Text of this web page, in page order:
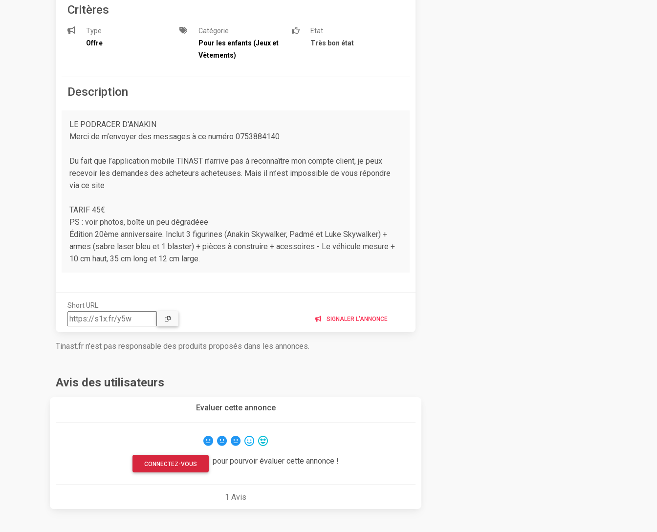
Critères
Type
Offre
Catégorie
Pour les enfants (Jeux et
Vêtements)
Etat
Très bon état
Description
LE PODRACER D'ANAKIN
Merci de m’envoyer des messages à ce numéro 0753884140
Du fait que l’application mobile TINAST n’arrive pas à reconnaître mon compte client, je peux
recevoir les demandes des acheteurs acheteuses. Mais il m’est impossible de vous répondre
via ce site
TARIF 45€
PS : voir photos, boîte un peu dégradéee
Édition 20ème anniversaire. Inclut 3 figurines (Anakin Skywalker, Padmé et Luke Skywalker) +
armes (sabre laser bleu et 1 blaster) + pièces à construire + acessoires - Le véhicule mesure +
10 cm haut, 35 cm long et 12 cm large.
Short URL:
SIGNALER L'ANNONCE
Tinast.fr n'est pas responsable des produits proposés dans les annonces.
Avis des utilisateurs
Evaluer cette annonce
CONNECTEZ-VOUS pour pourvoir évaluer cette annonce !
1 Avis